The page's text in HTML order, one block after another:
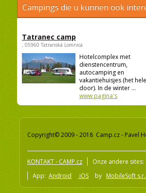
Campings die u kunnen ook
Tatranec camp
, 05960 Tatranská Lomnica
Hotelcomplex met
dienstencentrum,
autocamping en
vakantiehuisjes (het
door). In de winter ...
www pagina's
Copyright© 2009 - 2018 Camp.cz - Pavel
KONTAKT - CAMP.cz Onze andere sites:
App: Android iOS by MobileSoft